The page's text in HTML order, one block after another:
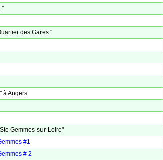
des Gares ''
à Angers
Gemmes-sur-Loire"
#1
# 2